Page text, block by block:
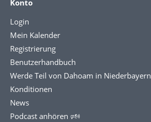
Konto
Login
Mein Kalender
Registrierung
Benutzerhandbuch
Werde Teil von Dahoam in Niederbayern
Konditionen
News
Podcast anhören 🕬